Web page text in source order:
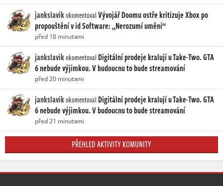
jankslavikokomentovalVývojář Doomu ostře kritizuje Xbox po
propouštění v id Software: „Nerozumí umění“
před 18 minutami
jankslavikokomentoval Digitální prodeje kralují u Take-Two. GTA
6 nebude výjimkou. V budoucnu to bude streamování
před 20 minutami
jankslavikokomentoval Digitální prodeje kralují u Take-Two. GTA
6 nebude výjimkou. V budoucnu to bude streamování
před 21 minutami
PŘEHLED AKTIVITY KOMUNITY